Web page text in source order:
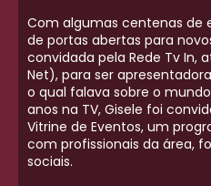
Com algumas centenas de
de portas abertas para
convidada pela Rede Tv In,
Net), para ser
o qual falava sobre o
anos na TV, Gisele foi
Vitrine de Eventos, um
com profissionais da área,
sociais.